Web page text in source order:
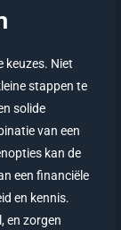
keuzes. Niet
stappen te
solide
van een
kan de
een financiële
en kennis.
en zorgen